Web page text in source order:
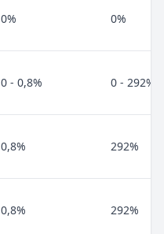
0% 0%
0 - 0,8% 0 - 292%
0,8% 292%
0,8% 292%